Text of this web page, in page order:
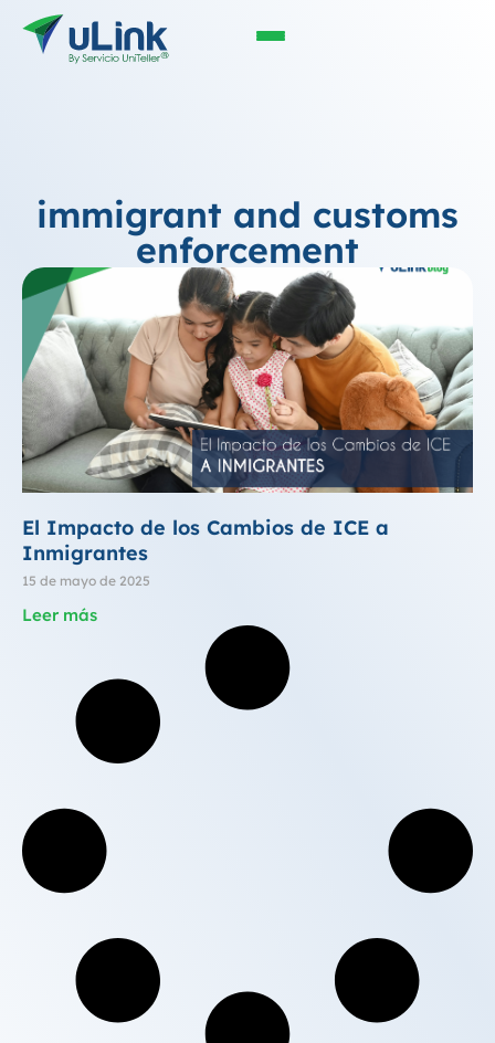
immigrant and customs
enforcement
El Impacto de los Cambios de ICE a
Inmigrantes
15 de mayo de 2025
Leer más